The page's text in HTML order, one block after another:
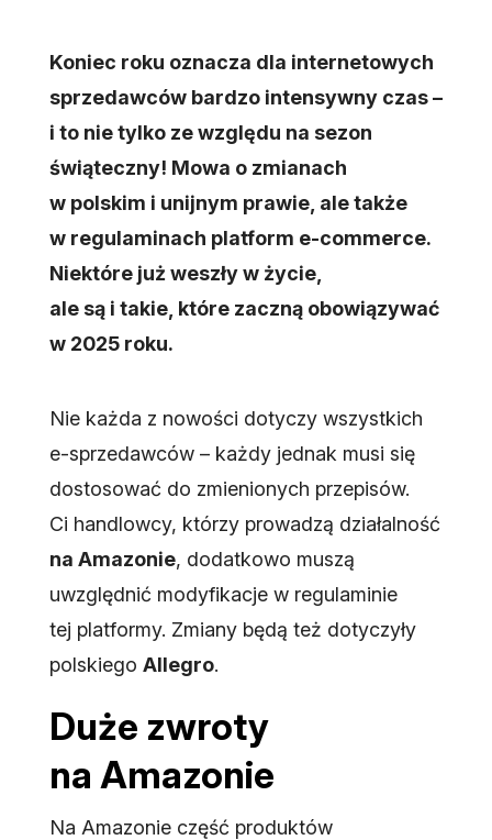
Koniec roku oznacza dla internetowych
sprzedawców bardzo intensywny czas –
i to nie tylko ze względu na sezon
świąteczny! Mowa o zmianach
w polskim i unijnym prawie, ale także
w regulaminach platform e-commerce.
Niektóre już weszły w życie,
ale są i takie, które zaczną obowiązywać
w 2025 roku.
Nie każda z nowości dotyczy wszystkich
e-sprzedawców – każdy jednak musi się
dostosować do zmienionych przepisów.
Ci handlowcy, którzy prowadzą działalność
na Amazonie, dodatkowo muszą
uwzględnić modyfikacje w regulaminie
tej platformy. Zmiany będą też dotyczyły
polskiego Allegro.
Duże zwroty
na Amazonie
Na Amazonie część produktów